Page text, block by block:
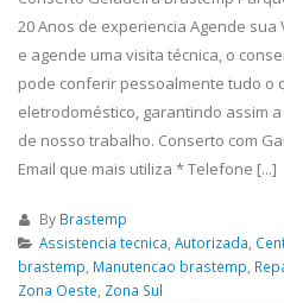
20 Anos de experiencia Agende sua
e agende uma visita técnica, o
pode conferir pessoalmente tudo o
eletrodoméstico, garantindo assim
de nosso trabalho. Conserto com
Email que mais utiliza * Telefone [...]
By Brastemp
Assistencia tecnica, Autorizada,
brastemp, Manutencao brastemp,
Zona Oeste, Zona Sul